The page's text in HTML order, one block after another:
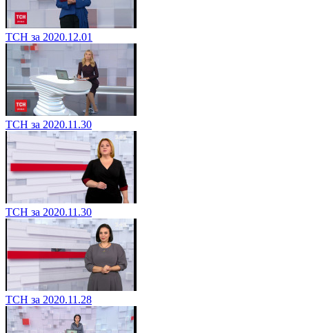
ТСН за 2020.12.01
ТСН за 2020.11.30
ТСН за 2020.11.30
ТСН за 2020.11.28